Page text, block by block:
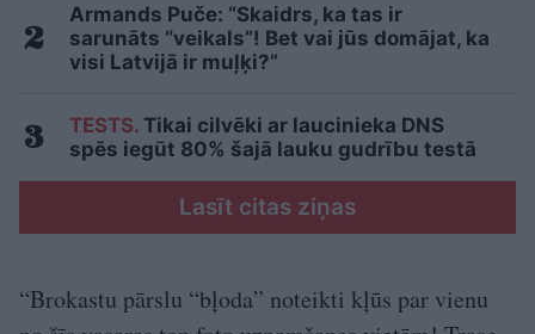
Armands Puče: “Skaidrs, ka tas ir
sarunāts “veikals”! Bet vai jūs domājat, ka
visi Latvijā ir muļķi?”
TESTS. Tikai cilvēki ar laucinieka DNS
spēs iegūt 80% šajā lauku gudrību testā
Lasīt citas ziņas
“Brokastu pārslu “bļoda” noteikti kļūs par vienu